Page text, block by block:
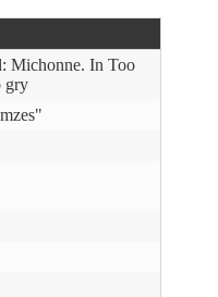
Michonne. In Too
gry